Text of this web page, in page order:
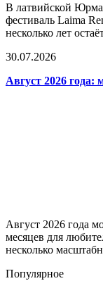
В латвийской
фестиваль Laima
несколько лет
30.07.2026
Август 2026 года:
Август 2026 года
месяцев для
несколько
Популярное